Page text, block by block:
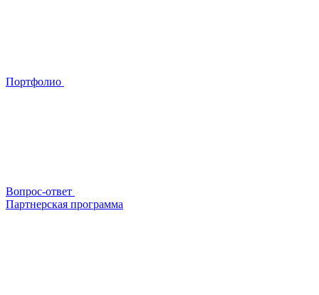
Портфолио
Вопрос-ответ
Партнерская программа